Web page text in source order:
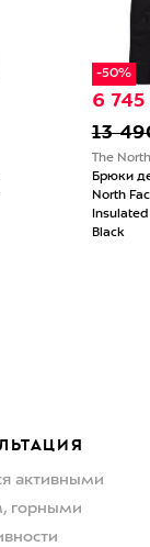
-50%
6
13
The
Брюки
North
Insulated
Black
активными
горными